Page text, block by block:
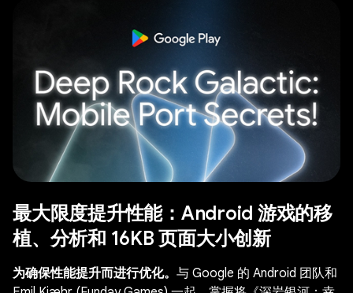
最大限度提升性能：Android 游戏的移
植、分析和 16KB 页面大小创新
为确保性能提升而进行优化。 与 Google 的 Android 团队和